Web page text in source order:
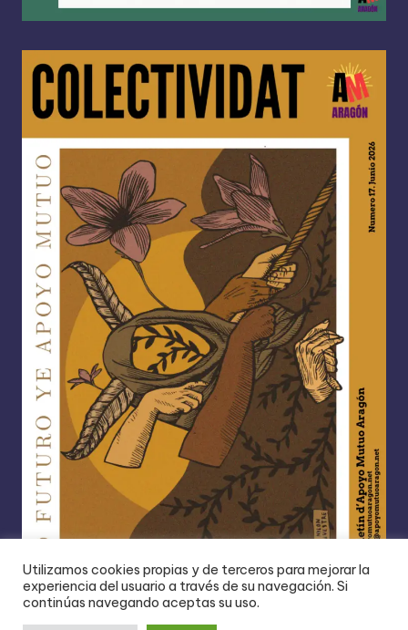
Utilizamos cookies propias y de terceros para mejorar la
experiencia del usuario a través de su navegación. Si
continúas navegando aceptas su uso.